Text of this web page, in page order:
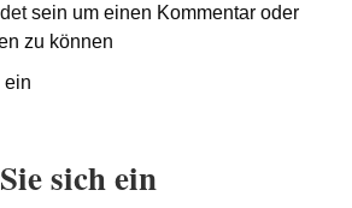
sein um einen Kommentar oder
zu können
ein
sich ein